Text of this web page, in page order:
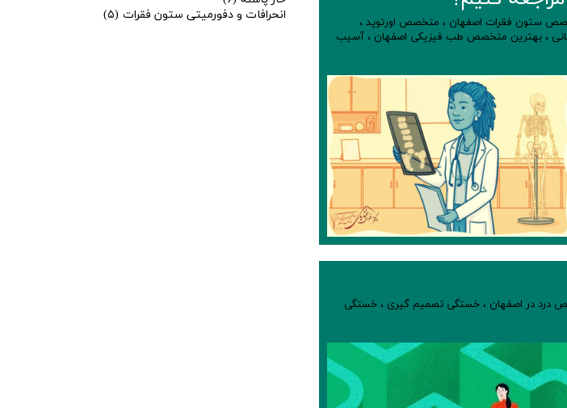
ستون فقرات اصفهان ، متخصص اورتوپد ،
، بهترین متخصص طب فیزیکی اصفهان ، آسیب
درد در اصفهان ، خستگی تصمیم گیری ، خستگی
انحرافات و دفورمیتی ستون فقرات (۵)